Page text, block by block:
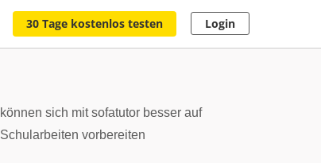
30 Tage kostenlos testen Login
können sich mit sofatutor besser auf
Schularbeiten vorbereiten